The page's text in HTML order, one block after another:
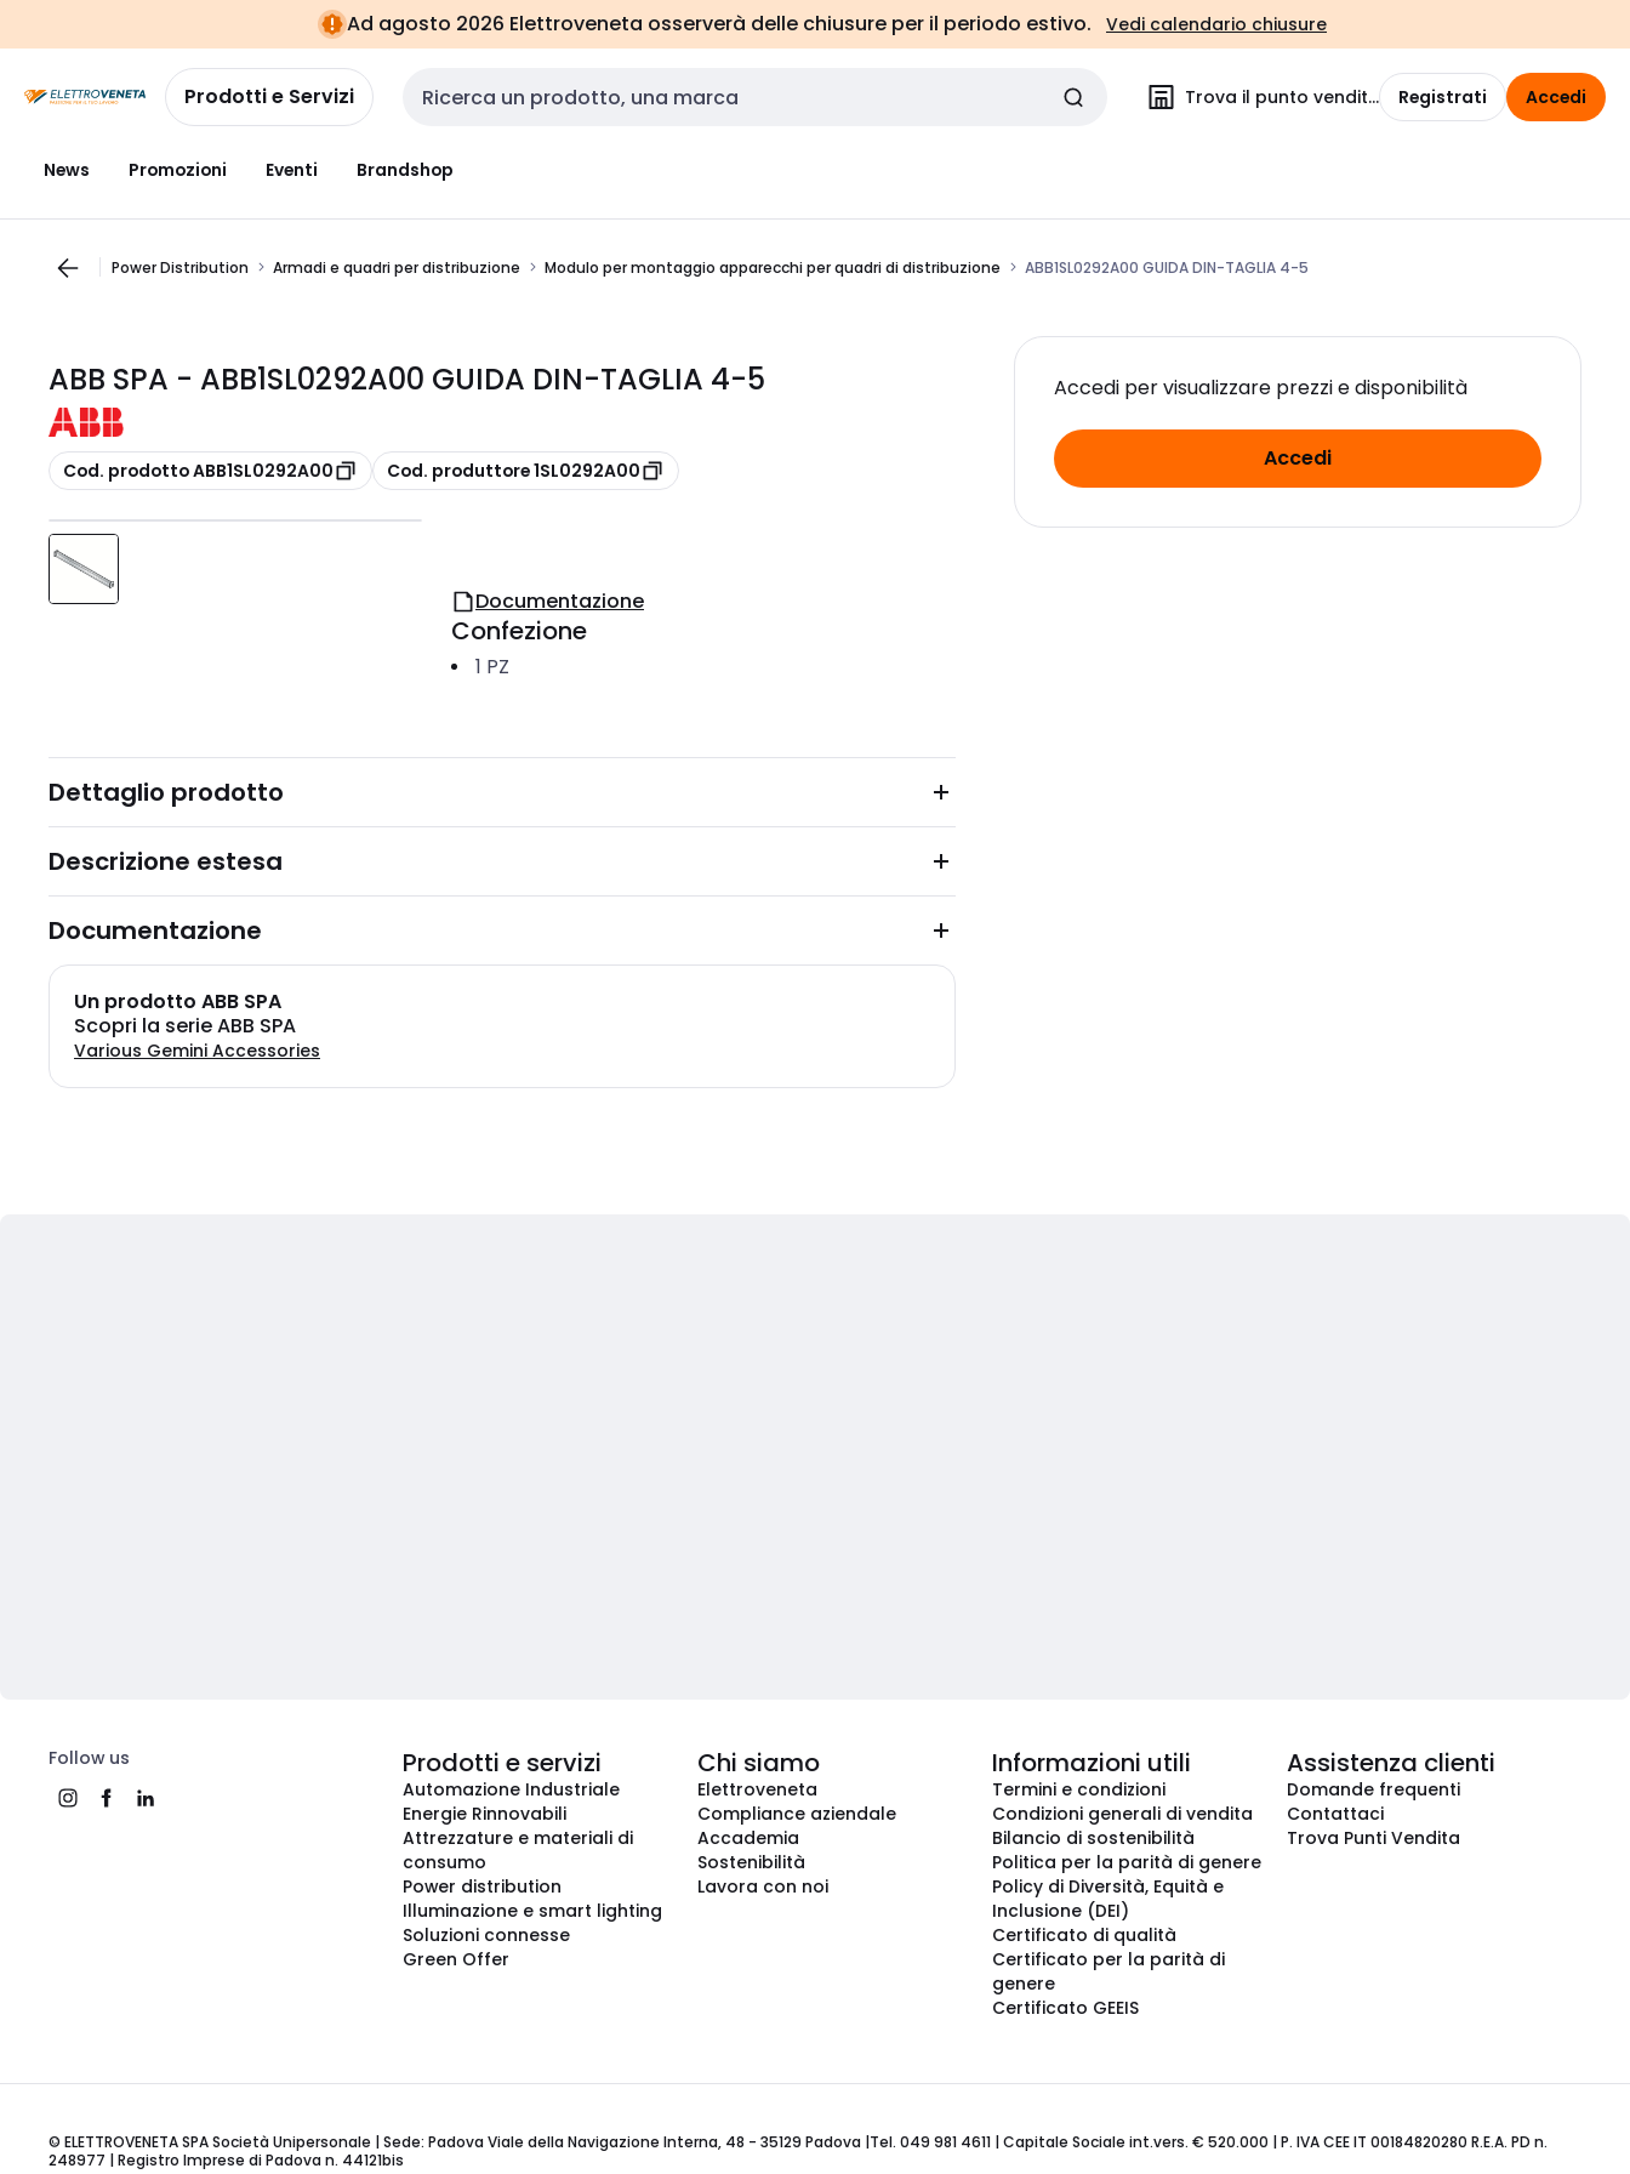
navigazionealla
pagina
Ad agosto 2026 Elettroveneta osserverà delle chiusure per il periodo estivo. Vedi calendario chiusure
Prodotti e Servizi Cerca input Trova il punto vendita Registrati Accedi
News Promozioni Eventi Brandshop
Power Distribution Armadi e quadri per distribuzione Modulo per montaggio apparecchi per quadri di distribuzione ABB1SL0292A00 GUIDA DIN-TAGLIA 4-5
ABB SPA - ABB1SL0292A00 GUIDA DIN-TAGLIA 4-5
copia
Cod. prodotto ABB1SL0292A00 copia
Cod. produttore 1SL0292A00
Accedi per visualizzare prezzi e disponibilità
Accedi
Documentazione
Confezione
1 PZ
Dettaglio prodotto
Descrizione estesa
Documentazione
Un prodotto ABB SPA
Scopri la serie ABB SPA
Various Gemini Accessories
Follow us Prodotti e servizi
Automazione Industriale
Energie Rinnovabili
Attrezzature e materiali di
consumo
Power distribution
Illuminazione e smart lighting
Soluzioni connesse
Green Offer
Chi siamo
Elettroveneta
Compliance aziendale
Accademia
Sostenibilità
Lavora con noi
Informazioni utili
Termini e condizioni
Condizioni generali di vendita
Bilancio di sostenibilità
Politica per la parità di genere
Policy di Diversità, Equità e
Inclusione (DEI)
Certificato di qualità
Certificato per la parità di
genere
Certificato GEEIS
Assistenza clienti
Domande frequenti
Contattaci
Trova Punti Vendita
© ELETTROVENETA SPA Società Unipersonale | Sede: Padova Viale della Navigazione Interna, 48 - 35129 Padova |Tel. 049 981 4611 | Capitale Sociale int.vers. € 520.000 | P. IVA CEE IT 00184820280 R.E.A. PD n.
248977 | Registro Imprese di Padova n. 44121bis